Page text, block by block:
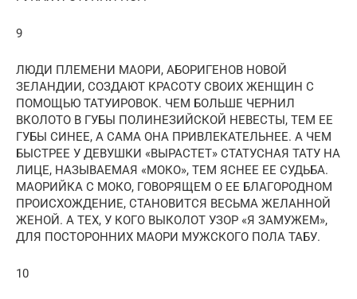
9
ЛЮДИ ПЛЕМЕНИ МАОРИ, АБОРИГЕНОВ НОВОЙ
ЗЕЛАНДИИ, СОЗДАЮТ КРАСОТУ СВОИХ ЖЕНЩИН С
ПОМОЩЬЮ ТАТУИРОВОК. ЧЕМ БОЛЬШЕ ЧЕРНИЛ
ВКОЛОТО В ГУБЫ ПОЛИНЕЗИЙСКОЙ НЕВЕСТЫ, ТЕМ ЕЕ
ГУБЫ СИНЕЕ, А САМА ОНА ПРИВЛЕКАТЕЛЬНЕЕ. А ЧЕМ
БЫСТРЕЕ У ДЕВУШКИ «ВЫРАСТЕТ» СТАТУСНАЯ ТАТУ НА
ЛИЦЕ, НАЗЫВАЕМАЯ «МОКО», ТЕМ ЯСНЕЕ ЕЕ СУДЬБА.
МАОРИЙКА С МОКО, ГОВОРЯЩЕМ О ЕЕ БЛАГОРОДНОМ
ПРОИСХОЖДЕНИЕ, СТАНОВИТСЯ ВЕСЬМА ЖЕЛАННОЙ
ЖЕНОЙ. А ТЕХ, У КОГО ВЫКОЛОТ УЗОР «Я ЗАМУЖЕМ»,
ДЛЯ ПОСТОРОННИХ МАОРИ МУЖСКОГО ПОЛА ТАБУ.
10